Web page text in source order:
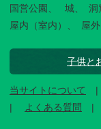
国営公園
城 洞
屋内（室内）
屋外
子供と
当サイトについて
よくある質問